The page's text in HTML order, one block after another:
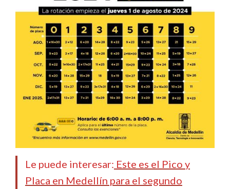
Le puede interesar: Este es el Pico y
Placa en Medellín para el segundo